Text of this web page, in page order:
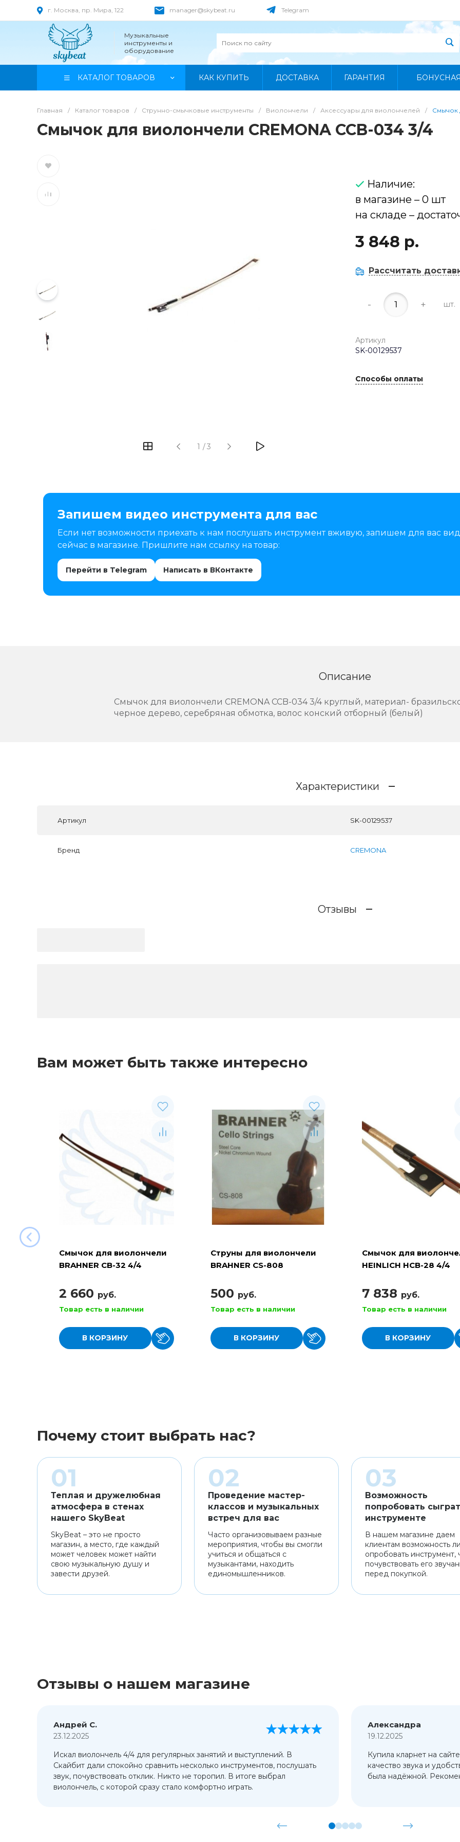
г. Москва, пр. Мира, 122 manager@skybeat.ru Telegram
Музыкальные
инструменты и
оборудование
КАТАЛОГ ТОВАРОВ КАК КУПИТЬ ДОСТАВКА ГАРАНТИЯ
Главная / Каталог товаров / Струнно-смычковые инструменты / Виолончели / Аксессуары для виолончелей / Смычок
Смычок для виолончели CREMONA CCB-034 3/4
1 /3
Наличие:
в магазине – 0 шт
на складе –
3 848 р.
Рассчитать
- + шт.
Артикул
SK-00129537
Способы оплаты
Запишем видео инструмента для вас
Если нет возможности приехать к нам послушать инструмент вживую, запишем для вас
сейчас в магазине. Пришлите нам ссылку на товар:
Перейти в Telegram Написать в ВКонтакте
Описание
Смычок для виолончели CREMONA CCB-034 3/4 круглый, материал-
черное дерево, серебряная обмотка, волос конский отборный (белый)
Характеристики
Артикул SK-00129537
Бренд CREMONA
Отзывы
Вам может быть также интересно
Смычок для виолончели
BRAHNER CB-32 4/4
2 660 руб.
Товар есть в наличии
В КОРЗИНУ
Струны для виолончели
BRAHNER CS-808
500 руб.
Товар есть в наличии
В КОРЗИНУ
Смычок для
HEINLICH HCB-28 4/4
7 838 руб.
Товар есть в наличии
В КОРЗИНУ
Почему стоит выбрать нас?
Теплая и дружелюбная
атмосфера в стенах
нашего SkyBeat
SkyBeat – это не просто
магазин, а место, где каждый
может человек может найти
свою музыкальную душу и
завести друзей.
Проведение мастер-
классов и музыкальных
встреч для вас
Часто организовываем разные
мероприятия, чтобы вы смогли
учиться и общаться с
музыкантами, находить
единомышленников.
Возможность
попробовать
инструменте
В нашем магазине даем
клиентам возможность
опробовать инструмент,
почувствовать его
перед покупкой.
Отзывы о нашем магазине
Андрей С.
23.12.2025
Искал виолончель 4/4 для регулярных занятий и выступлений. В
Скайбит дали спокойно сравнить несколько инструментов, послушать
звук, почувствовать отклик. Никто не торопил. В итоге выбрал
виолончель, с которой сразу стало комфортно играть.
Александра
19.12.2025
Купила кларнет на
качество звука и
была надёжной.